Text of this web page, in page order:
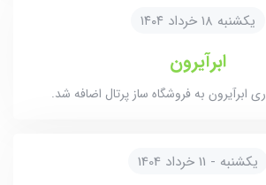
یکشنبه ۱۸ خرداد ۱۴۰۴
ابرآیرون
ابرآیرون به فروشگاه ساز پرتال اضافه شد.
یکشنبه - 11 خرداد 1404